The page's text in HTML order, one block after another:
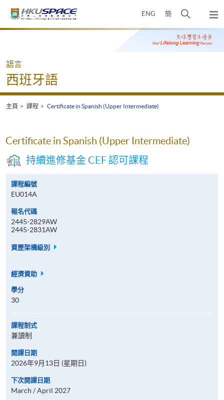
ENG 簡
開
搜
尋
彈
出
主
Main
語言
西班牙語
主頁 課程 Certificate in Spanish (Upper Intermediate)
Certificate in Spanish (Upper Intermediate)
持續進修基金 CEF 認可課程
課程編號
EU014A
報名代碼
2445-2829AW
2445-2831AW
資歷架構級別
經濟資助
學分
30
課程制式
兼讀制
開課日期
2026年9月13日 (星期日)
下次開課日期
March / April 2027